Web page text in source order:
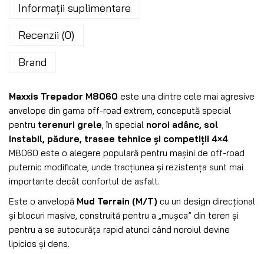
Informații suplimentare
Recenzii (0)
Brand
Maxxis Trepador M8060 este una dintre cele mai agresive
anvelope din gama off-road extrem, concepută special
pentru terenuri grele , în special noroi adânc, sol
instabil, pădure, trasee tehnice și competiții 4×4.
M8060 este o alegere populară pentru mașini de off-road
puternic modificate, unde tracțiunea și rezistența sunt mai
importante decât confortul de asfalt.
Este o anvelopă Mud Terrain (M/T) cu un design direcțional
și blocuri masive, construită pentru a „mușca” din teren și
pentru a se autocurăța rapid atunci când noroiul devine
lipicios și dens.